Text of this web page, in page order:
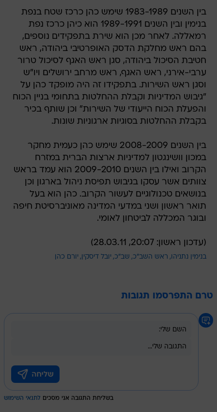
בין השנים 1983-1989 שימש כהן כרכז שטח בנפת
בנימין ובין השנים 1989-1991 הוא כיהן כרכז נפת
רמאללה. לאחר מכן הוא שירת בתפקידים נוספים,
בהם ראש מחלקת הדסק האופרטיבי ביהודה, ראש
חטיבת הסיכול ביהודה, סגן ראש האגף לסיכול טרור
ערבי-אירני, ראש האגף, ראש מרחב ירושלים ויו"ש
וסגן ראש השירות. בתפקידו זה היה מופקד כהן על
"גיבוש המדיניות וקבלת ההחלטות בתחומי בניין הכוח
והפעלת הכוח הייעודי של השירות" וכן שותף בכיר
בקבלת ההחלטות בסוגיות ארגוניות שונות.
בין השנים 2008-2009 שימש כהן כעמית מחקר
במכון וושינגטון למדיניות ארצות הברית במזרח
הקרוב ואילו בין השנים 2009-2010 הוא עמד בראש
צוותים אשר עסקו בגיבוש תפיסת ניהול בארגון וכן
בנושאים טכנולוגיים לעשור הקרוב. כהן הוא בעל
תואר ראשון ושני במדעי המדינה מאוניברסיטת חיפה
ובוגר המכללה לביטחון לאומי.
(עדכון ראשון: 20:07, 28.03.11)
בנימין נתניהו ראש השב"כ שב"כ יובל דיסקין יורם כהן
טרם התפרסמו תגובות
בשליחת התגובה אני מסכים לתנאי השימוש